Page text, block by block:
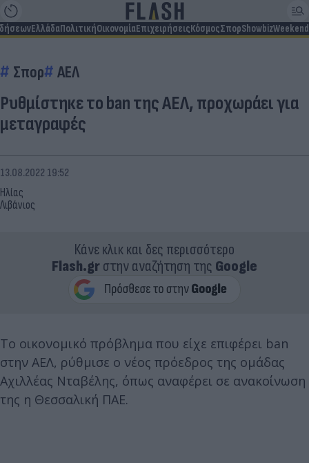
ΕλλάδαΠολιτικήΟικονομίαΕπιχειρήσειςΚόσμοςΣπορShowbizWeekend
Σπορ ΑΕΛ
Ρυθμίστηκε το ban της ΑΕΛ, προχωράει για
μεταγραφές
Ηλίας
Λιβάνιος
13.08.2022 19:52
Κάνε κλικ και δες περισσότερο
Flash.grστην αναζήτηση της Google
Το οικονομικό πρόβλημα που είχε επιφέρει ban
στην ΑΕΛ, ρύθμισε ο νέος πρόεδρος της ομάδας
Αχιλλέας Νταβέλης, όπως αναφέρει σε ανακοίνωση
της η Θεσσαλική ΠΑΕ.